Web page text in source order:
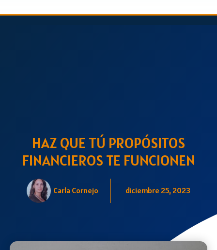
HAZ QUE TÚ PROPÓSITOS
FINANCIEROS TE FUNCIONEN
Carla Cornejo diciembre 25, 2023